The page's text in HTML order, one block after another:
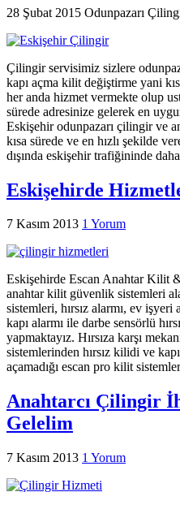
28 Şubat 2015 Odunpazarı
Çilingir servisimiz sizlere
kapı açma kilit değiştirme yani
her anda hizmet vermekte olup
sürede adresinize gelerek en
Eskişehir odunpazarı çilingir ve
kısa sürede ve en hızlı şekilde
dışında eskişehir trafiğininde daha
Eskişehirde
7 Kasım 2013 1 Yorum
Eskişehirde Escan Anahtar Kilit
anahtar kilit güvenlik sistemleri
sistemleri, hırsız alarmı, ev
kapı alarmı ile darbe sensörlü
yapmaktayız. Hırsıza karşı
sistemlerinden hırsız kilidi ve
açamadığı escan pro kilit
Anahtarcı Çilingir
Gelelim
7 Kasım 2013 1 Yorum